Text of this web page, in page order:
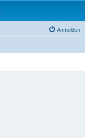
Anmelden